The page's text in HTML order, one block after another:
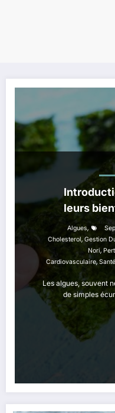
leurs
Algues,
Cholesterol,Gestion
Nori,
Cardiovasculaire,
Les algues, souvent
de simples